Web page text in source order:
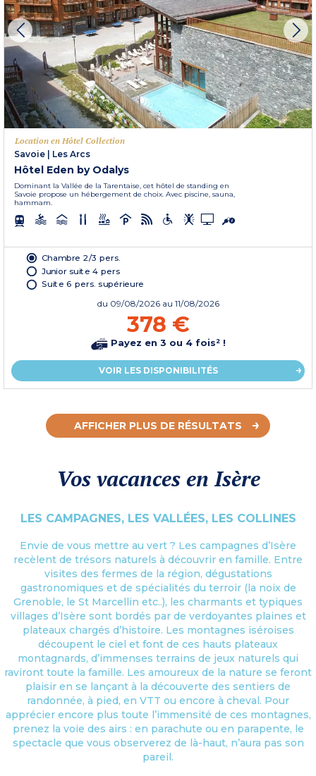
Location en Hôtel Collection
Savoie | Les Arcs
Hôtel Eden by Odalys
Dominant la Vallée de la Tarentaise, cet hôtel de standing en
Savoie propose un hébergement de choix. Avec piscine, sauna,
hammam.
Chambre 2/3 pers.
Junior suite 4 pers
Suite 6 pers. supérieure
du 09/08/2026 au 11/08/2026
378 €
Payez en 3 ou 4 fois² !
VOIR LES DISPONIBILITÉS
AFFICHER PLUS DE RÉSULTATS
Vos vacances en Isère
LES CAMPAGNES, LES VALLÉES, LES COLLINES
Envie de vous mettre au vert ? Les campagnes d’Isère
recèlent de trésors naturels à découvrir en famille. Entre
visites des fermes de la région, dégustations
gastronomiques et de spécialités du terroir (la noix de
Grenoble, le St Marcellin etc..), les charmants et typiques
villages d’Isère sont bordés par de verdoyantes plaines et
plateaux chargés d’histoire. Les montagnes iséroises
découpent le ciel et font de ces hauts plateaux
montagnards, d’immenses terrains de jeux naturels qui
raviront toute la famille. Les amoureux de la nature se feront
plaisir en se lançant à la découverte des sentiers de
randonnée, à pied, en VTT ou encore à cheval. Pour
apprécier encore plus toute l’immensité de ces montagnes,
prenez la voie des airs : en parachute ou en parapente, le
spectacle que vous observerez de là-haut, n’aura pas son
pareil.